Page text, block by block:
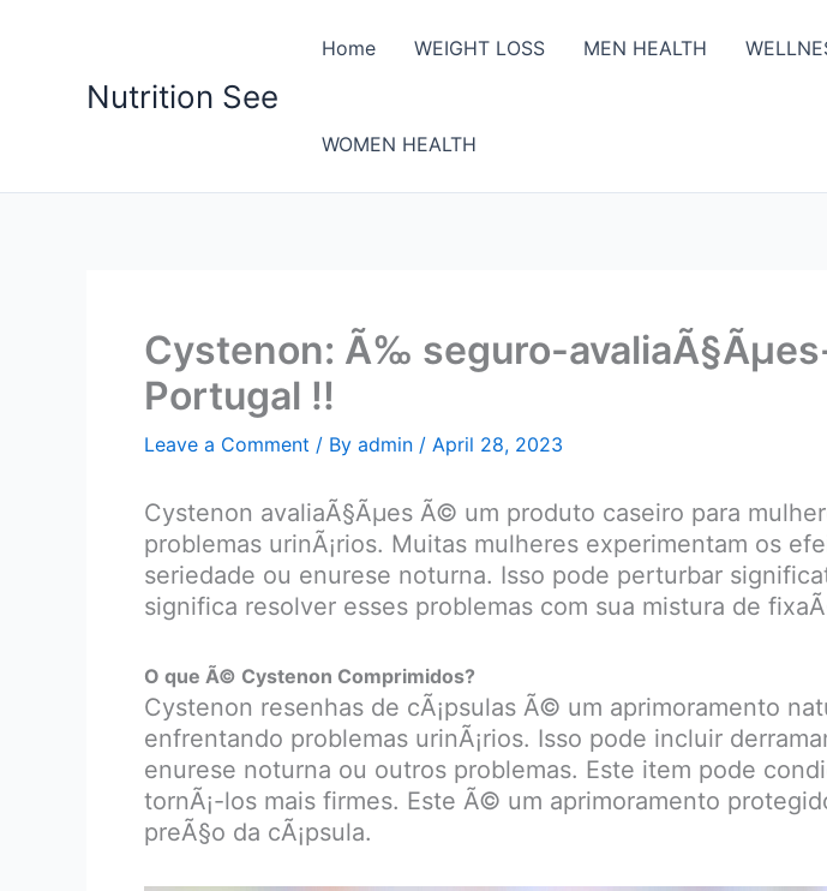
Nutrition See
Home WEIGHT LOSS MEN HEALTH
WOMEN HEALTH
Cystenon: Ã‰ seguro-
Portugal !!
Leave a Comment / By admin / April 28, 2023
Cystenon avaliaÃ§Ãµes Ã© um produto caseiro para
problemas urinÃ¡rios. Muitas mulheres experimentam os
seriedade ou enurese noturna. Isso pode perturbar
significa resolver esses problemas com sua mistura de
O que Ã© Cystenon Comprimidos?
Cystenon resenhas de cÃ¡psulas Ã© um aprimoramento
enfrentando problemas urinÃ¡rios. Isso pode incluir
enurese noturna ou outros problemas. Este item pode
tornÃ¡-los mais firmes. Este Ã© um aprimoramento
preÃ§o da cÃ¡psula.